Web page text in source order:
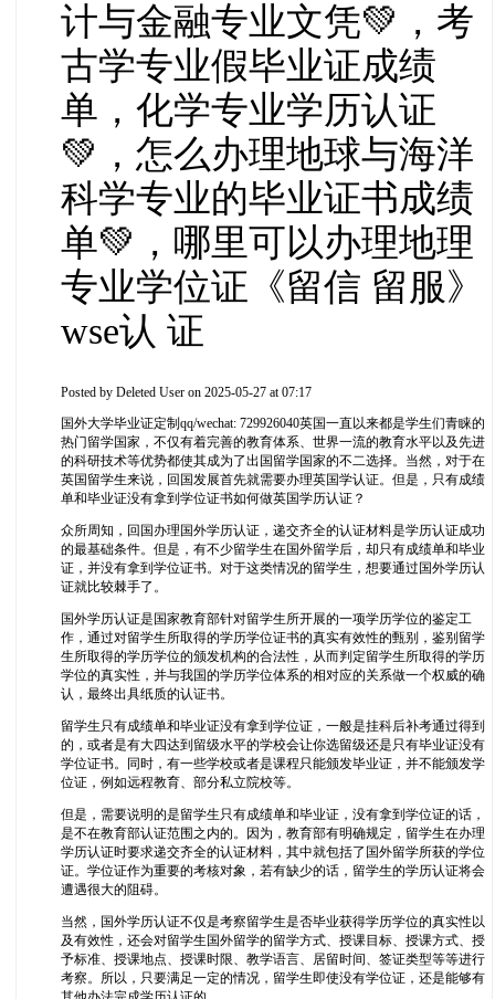
计与金融专业文凭💚，考
古学专业假毕业证成绩
单，化学专业学历认证
💚，怎么办理地球与海洋
科学专业的毕业证书成绩
单💚，哪里可以办理地理
专业学位证《留信 留服》
wse认 证
Posted byDeleted User on 2025-05-27 at 07:17
国外大学毕业证定制qq/wechat: 729926040英国一直以来都是学生们青睐的
热门留学国家，不仅有着完善的教育体系、世界一流的教育水平以及先进
的科研技术等优势都使其成为了出国留学国家的不二选择。当然，对于在
英国留学生来说，回国发展首先就需要办理英国学认证。但是，只有成绩
单和毕业证没有拿到学位证书如何做英国学历认证？
众所周知，回国办理国外学历认证，递交齐全的认证材料是学历认证成功
的最基础条件。但是，有不少留学生在国外留学后，却只有成绩单和毕业
证，并没有拿到学位证书。对于这类情况的留学生，想要通过国外学历认
证就比较棘手了。
国外学历认证是国家教育部针对留学生所开展的一项学历学位的鉴定工
作，通过对留学生所取得的学历学位证书的真实有效性的甄别，鉴别留学
生所取得的学历学位的颁发机构的合法性，从而判定留学生所取得的学历
学位的真实性，并与我国的学历学位体系的相对应的关系做一个权威的确
认，最终出具纸质的认证书。
留学生只有成绩单和毕业证没有拿到学位证，一般是挂科后补考通过得到
的，或者是有大四达到留级水平的学校会让你选留级还是只有毕业证没有
学位证书。同时，有一些学校或者是课程只能颁发毕业证，并不能颁发学
位证，例如远程教育、部分私立院校等。
但是，需要说明的是留学生只有成绩单和毕业证，没有拿到学位证的话，
是不在教育部认证范围之内的。因为，教育部有明确规定，留学生在办理
学历认证时要求递交齐全的认证材料，其中就包括了国外留学所获的学位
证。学位证作为重要的考核对象，若有缺少的话，留学生的学历认证将会
遭遇很大的阻碍。
当然，国外学历认证不仅是考察留学生是否毕业获得学历学位的真实性以
及有效性，还会对留学生国外留学的留学方式、授课目标、授课方式、授
予标准、授课地点、授课时限、教学语言、居留时间、签证类型等等进行
考察。所以，只要满足一定的情况，留学生即使没有学位证，还是能够有